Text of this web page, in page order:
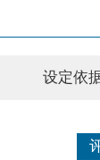
设定依